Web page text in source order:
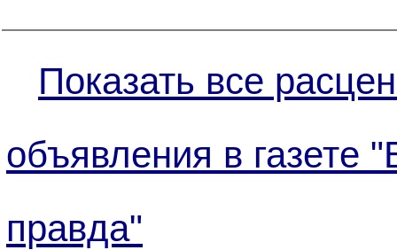
Показать все
объявления в газете
правда"